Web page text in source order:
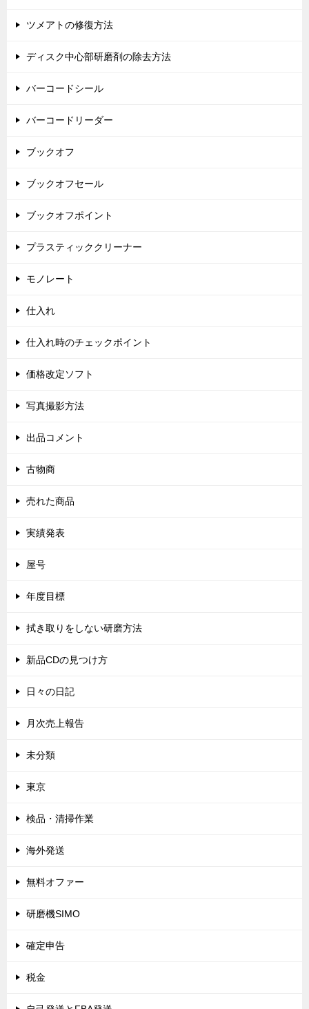
ツメアトの修復方法
ディスク中心部研磨剤の除去方法
バーコードシール
バーコードリーダー
ブックオフ
ブックオフセール
ブックオフポイント
プラスティッククリーナー
モノレート
仕入れ
仕入れ時のチェックポイント
価格改定ソフト
写真撮影方法
出品コメント
古物商
売れた商品
実績発表
屋号
年度目標
拭き取りをしない研磨方法
新品CDの見つけ方
日々の日記
月次売上報告
未分類
東京
検品・清掃作業
海外発送
無料オファー
研磨機SIMO
確定申告
税金